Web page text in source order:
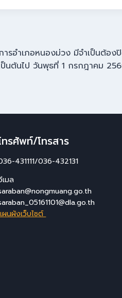
รอำเภอหนองม่วง มีจำเป็นต้อง
ป็นต้นไป วันพุธที่ 1 กรกฎาคม
ทรศัพท์/โทรสาร
431111/036-432131
เมล
ผนผังเว็บไซต์